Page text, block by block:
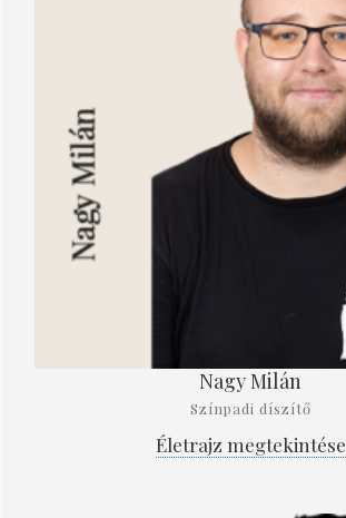
Nagy Milán
Színpadi díszítő
Életrajz megtekintése